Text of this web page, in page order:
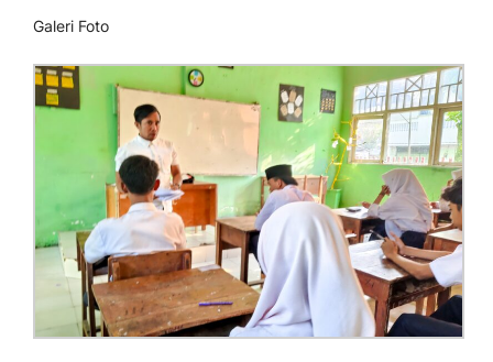
Galeri Foto